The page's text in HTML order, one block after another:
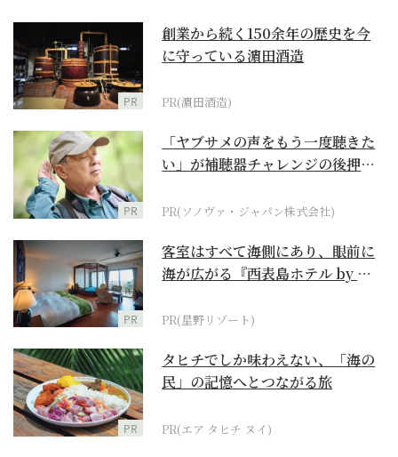
PR
創業から続く150余年の歴史を今
に守っている濵田酒造
PR(濵田酒造)
PR
「ヤブサメの声をもう一度聴きた
い」が補聴器チャレンジの後押し
PR(ソノヴァ・ジャパン株式会社)
PR
客室はすべて海側にあり、眼前に
海が広がる『西表島ホテル by 星
PR(星野リゾート)
PR
タヒチでしか味わえない、「海の
民」の記憶へとつながる旅
PR(エア タヒチ ヌイ)